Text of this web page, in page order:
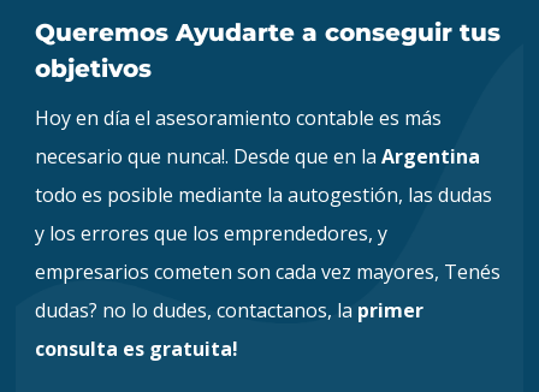
Queremos Ayudarte a conseguir tus
objetivos
Hoy en día el asesoramiento contable es más
necesario que nunca!. Desde que en laArgentina
todo es posible mediante la autogestión, las dudas
y los errores que los emprendedores, y
empresarios cometen son cada vez mayores, Tenés
dudas? no lo dudes, contactanos, la primer
consulta es gratuita!